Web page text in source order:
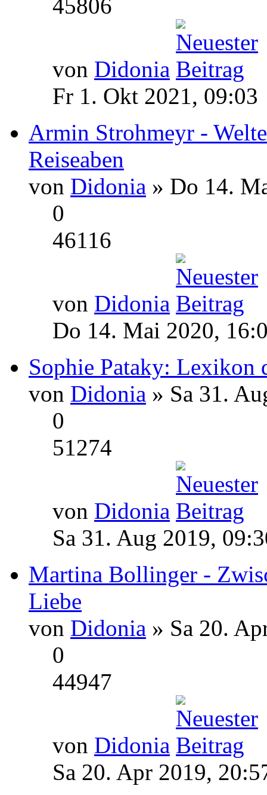
45806
von Didonia
Fr 1. Okt 2021, 09:03
Armin Strohmeyr -
Reiseaben
von Didonia » Do 14.
0
46116
von Didonia
Do 14. Mai 2020,
Sophie Pataky: Lexikon
von Didonia » Sa 31.
0
51274
von Didonia
Sa 31. Aug 2019,
Martina Bollinger -
Liebe
von Didonia » Sa 20.
0
44947
von Didonia
Sa 20. Apr 2019,